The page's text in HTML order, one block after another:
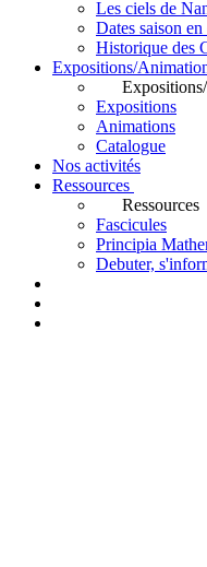
Les ciels de
Dates saison en
Historique des
Expositions/
Expositions
Animations
Catalogue
Nos activités
Ressources
Ressources
Fascicules
Principia
Debuter,